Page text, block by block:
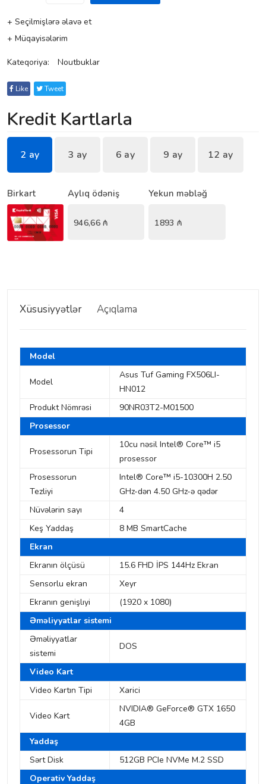
+ Seçilmişlərə əlavə et
+ Müqayisələrim
Kateqoriya: Noutbuklar
Like Tweet
Kredit Kartlarla
2 ay 3 ay 6 ay 9 ay 12 ay
Birkart Aylıq ödəniş
946,66₼
Yekun məbləğ
1893 ₼
Xüsusiyyətlər Açıqlama
Model
Model
Asus Tuf Gaming FX506LI-
HN012
Produkt Nömrəsi
90NR03T2-M01500
Prosessor
Prosessorun Tipi
10cu nəsil Intel® Core™ i5
prosessor
Prosessorun
Tezliyi
Intel® Core™ i5-10300H 2.50
GHz-dən 4.50 GHz-ə qədər
Nüvələrin sayı
4
Keş Yaddaş
8 MB SmartCache
Ekran
Ekranın ölçüsü
15.6 FHD İPS 144Hz Ekran
Sensorlu ekran
Xeyr
Ekranın genişlıyi
(1920 x 1080)
Əməliyyatlar sistemi
Əməliyyatlar
sistemi
DOS
Video Kart
Video Kartın Tipi
Xarici
Video Kart
NVIDIA® GeForce® GTX 1650
4GB
Yaddaş
Sərt Disk
512GB PCIe NVMe M.2 SSD
Operativ Yaddaş